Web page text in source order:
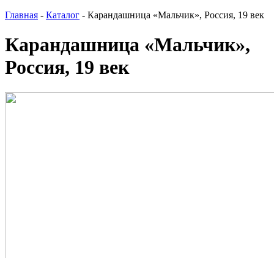
Главная - Каталог - Карандашница «Мальчик», Россия, 19 век
Карандашница «Мальчик»,
Россия, 19 век